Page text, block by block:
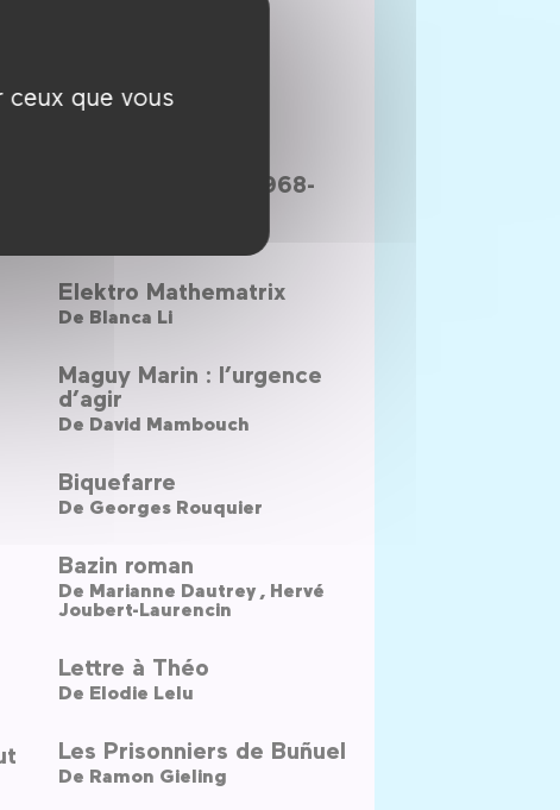
que vous
One + One
Ne travaille pas (1968-
Elektro Mathematrix
De Blanca Li
Maguy Marin : l’urgence
d’agir
De David Mambouch
Biquefarre
De Georges Rouquier
Bazin roman
De Marianne Dautrey , Hervé
Joubert-Laurencin
Lettre à Théo
De Elodie Lelu
Les Prisonniers de Buñuel
De Ramon Gieling